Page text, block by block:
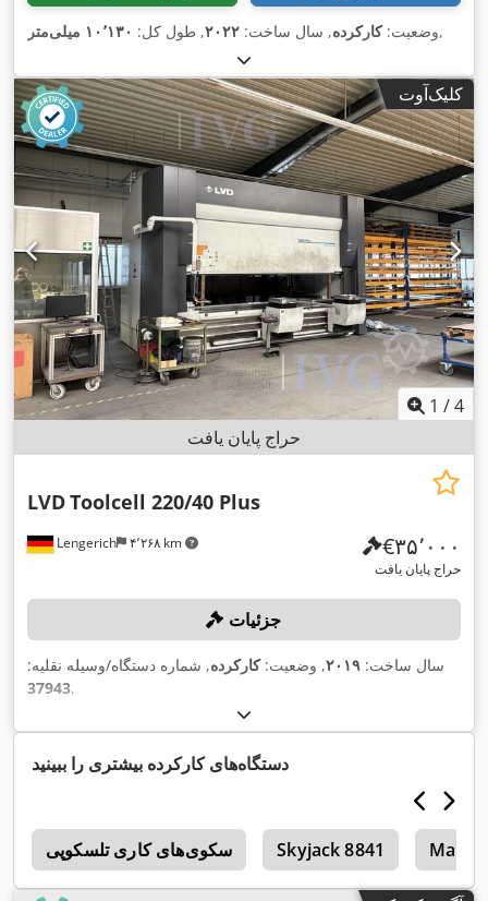
وضعیت:کارکرده, سال ساخت: ۲۰۲۲, طول کل: ۱۰٬۱۳۰ میلی‌متر ,
کلیک‌آوت
1 /4
حراج پایان یافت
Lengerich ۴٬۲۶۸ km
LVDToolcell 220/40 Plus
‎€۳۵٬۰۰۰
حراج پایان یافت
جزئیات
سال ساخت: ۲۰۱۹, وضعیت:کارکرده, شماره دستگاه/وسیله نقلیه:
37943,
دستگاه‌های کارکرده بیشتری را ببینید
سکوی‌های کاری تلسکوپی Skyjack 8841